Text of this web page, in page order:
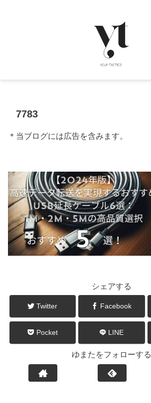
7783
＊当ブログには広告を含みます。
シェアする
Twitter Facebook
Pocket LINE
ゆまたをフォローする